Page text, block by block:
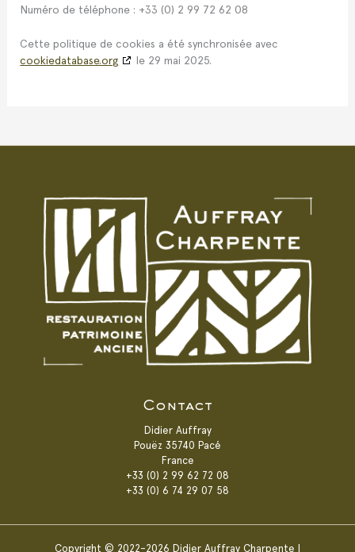
Numéro de téléphone : +33 (0) 2 99 72 62 08
Cette politique de cookies a été synchronisée avec
cookiedatabase.org
le 29 mai 2025.
Contact
Didier Auffray
Pouëz 35740 Pacé
France
+33 (0) 2 99 62 72 08
+33 (0) 6 74 29 07 58
Copyright © 2022-2026 Didier Auffray Charpente |